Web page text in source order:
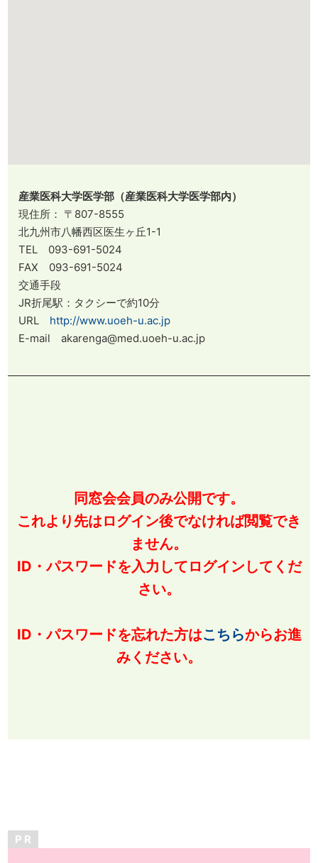
産業医科大学医学部（産業医科大学医学部内）
現住所： 〒807-8555
北九州市八幡西区医生ヶ丘1-1
TEL 093-691-5024
FAX 093-691-5024
交通手段
JR折尾駅：タクシーで約10分
URL http://www.uoeh-u.ac.jp
E-mail akarenga@med.uoeh-u.ac.jp
同窓会会員のみ公開です。
これより先はログイン後でなければ閲覧でき
ません。
ID・パスワードを入力してログインしてくだ
さい。
ID・パスワードを忘れた方はこちらからお進
みください。
P R